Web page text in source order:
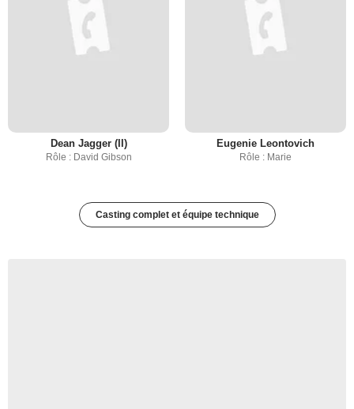
Dean Jagger (II)
Rôle : David Gibson
Eugenie Leontovich
Rôle : Marie
Casting complet et équipe technique